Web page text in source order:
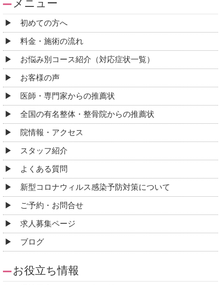
メニュー
初めての方へ
料金・施術の流れ
お悩み別コース紹介（対応症状一覧）
お客様の声
医師・専門家からの推薦状
全国の有名整体・整骨院からの推薦状
院情報・アクセス
スタッフ紹介
よくある質問
新型コロナウィルス感染予防対策について
ご予約・お問合せ
求人募集ページ
ブログ
お役立ち情報